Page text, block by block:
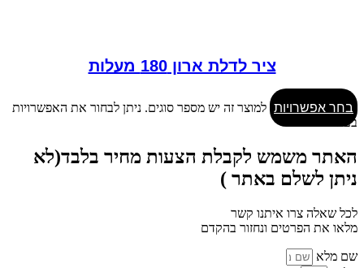
ציר לדלת ארון 180 מעלות
בחר אפשרויות למוצר זה יש מספר סוגים. ניתן לבחור את האפשרויות
בעמוד המוצר
האתר משמש לקבלת הצעות מחיר בלבד(לא
ניתן לשלם באתר )
לכל שאלה צרו איתנו קשר
מלאו את הפרטים ונחזור בהקדם
שם מלא